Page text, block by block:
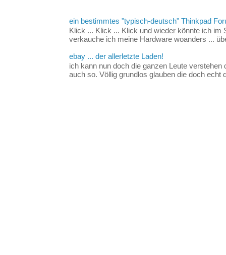
ein bestimmtes "typisch-deutsch" Thinkpad
Klick ... Klick ... Klick und wieder könnte ich im
verkauche ich meine Hardware woanders ...
ebay ... der allerletzte Laden!
ich kann nun doch die ganzen Leute
auch so. Völlig grundlos glauben die doch echt